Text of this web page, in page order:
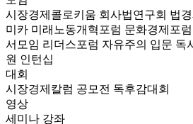
시장경제콜로키움 회사법연구회 법
미카 미래노동개혁포럼 문화경제포럼
서모임 리더스포럼 자유주의 입문 독
원 인턴십
대회
시장경제칼럼 공모전 독후감대회
영상
세미나 강좌